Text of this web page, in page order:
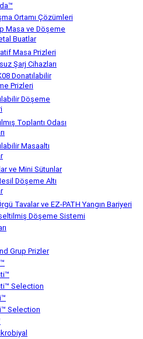
Ortamı Çözümleri
Masa ve Döşeme
Buatlar
Masa Prizleri
Şarj Cihazları
Donatılabilir
Prizleri
Döşeme
Toplantı Odası
Masaaltı
ve Mini Sütunlar
Döşeme Altı
Tavalar ve EZ-PATH Yangın Bariyeri
Döşeme Sistemi
Grup Prizler
Selection
Selection